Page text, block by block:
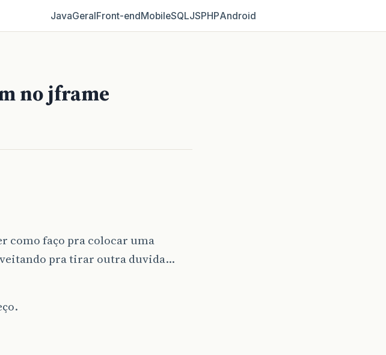
JavaGeralFront‑endMobileSQLJSPHPAndroid
no jframe
como faço pra colocar uma
pra tirar outra duvida…